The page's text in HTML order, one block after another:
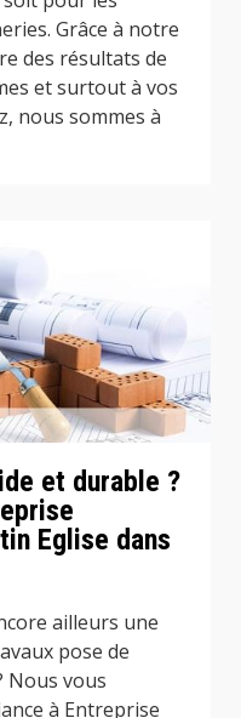
Grâce à notre
des résultats de
et surtout à vos
nous sommes à
et durable ?
Eglise dans
ailleurs une
pose de
Nous vous
à Entreprise